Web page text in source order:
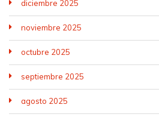
diciembre 2025
noviembre 2025
octubre 2025
septiembre 2025
agosto 2025